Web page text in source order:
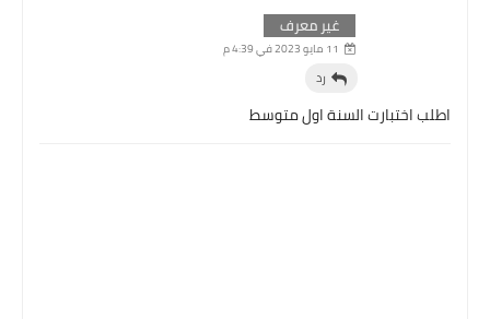
غير معرف
11 مايو 2023 في 4:39 م
اطلب اختبارت السنة اول متوسط
رد